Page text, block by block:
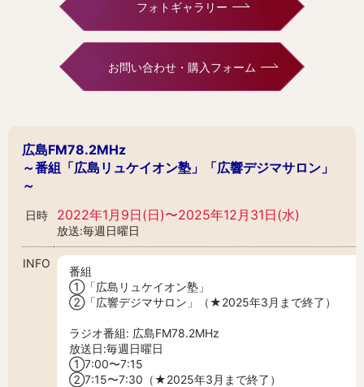
フォトギャラリー
お問い合わせ・購入フォーム
広島FM78.2MHz
～番組「広島リュケイオン塾」「広響デジマサロン」
～
日時 2022年1月9日(日)〜2025年12月31日(水)
放送:毎週日曜日
INFO
番組
①「広島リュケイオン塾」
②「広響デジマサロン」（★2025年3月まで終了）
ラジオ番組: 広島FM78.2MHz
放送日:毎週日曜日
①7:00〜7:15
②7:15〜7:30（★2025年3月まで終了）